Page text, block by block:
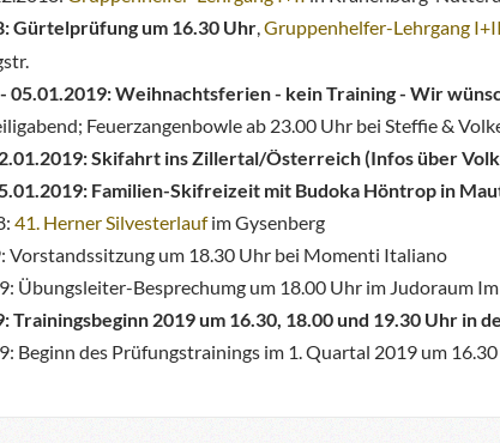
: Gürtelprüfung um 16.30 Uhr,Gruppenhelfer-Lehrgang I+II
05.01.2019: Weihnachtsferien - kein Training - Wir
Feuerzangenbowle ab 23.00 Uhr bei Steffie &
Skifahrt ins Zillertal/Österreich (Infos über
Familien-Skifreizeit mit Budoka Höntrop in
41. Herner Silvesterlaufim Gysenberg
Vorstandssitzung um 18.30 Uhr bei Momenti Italiano
Übungsleiter-Besprechumg um 18.00 Uhr im Judoraum
Trainingsbeginn 2019 um 16.30, 18.00 und 19.30 Uhr
Beginn des Prüfungstrainings im 1. Quartal 2019 um